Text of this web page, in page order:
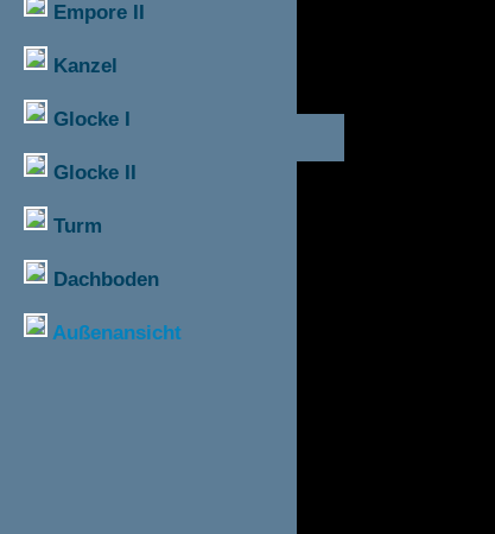
Empore II
Kanzel
Glocke I
Glocke II
Turm
Dachboden
Außenansicht